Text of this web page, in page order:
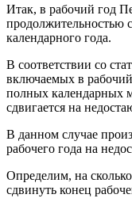
Итак, в рабочий год
продолжительностью
календарного года.
В соответствии со
включаемых в
полных календарных
сдвигается на
В данном случае
рабочего года на
Определим, на
сдвинуть конец